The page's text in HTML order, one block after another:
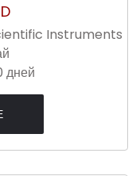
Instruments
дней